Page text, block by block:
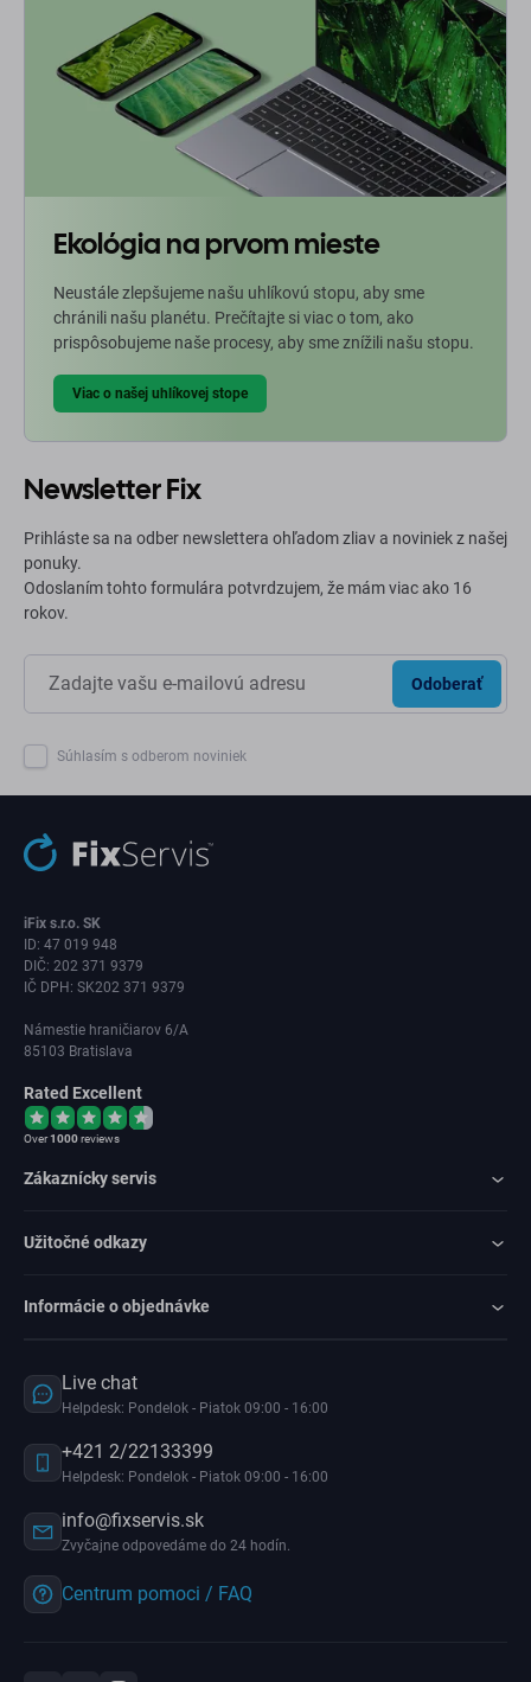
Ekológia na prvom mieste
Neustále zlepšujeme našu uhlíkovú stopu, aby sme
chránili našu planétu. Prečítajte si viac o tom, ako
prispôsobujeme naše procesy, aby sme znížili našu stopu.
Viac o našej uhlíkovej stope
Newsletter Fix
Prihláste sa na odber newslettera ohľadom zliav a noviniek z našej
ponuky.
Odoslaním tohto formulára potvrdzujem, že mám viac ako 16
rokov.
Odoberať
Súhlasím s odberom noviniek
iFix s.r.o. SK
ID: 47 019 948
DIČ: 202 371 9379
IČ DPH: SK202 371 9379
Námestie hraničiarov 6/A
85103 Bratislava
Rated Excellent
Over1000reviews
Zákaznícky servis
Užitočné odkazy
Informácie o objednávke
Live chat
Helpdesk: Pondelok - Piatok 09:00 - 16:00
+421 2/22133399
Helpdesk: Pondelok - Piatok 09:00 - 16:00
info@fixservis.sk
Zvyčajne odpovedáme do 24 hodín.
Centrum pomoci / FAQ